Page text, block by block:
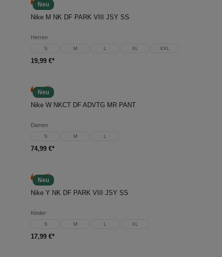
Neu
Nike M NK DF PARK VIII JSY SS
Herren
S M L XL XXL
19,99 €*
Neu
Nike W NKCT DF ADVTG MR PANT
Damen
S M L
74,99 €*
Neu
Nike Y NK DF PARK VIII JSY SS
Kinder
S M L XL
17,99 €*